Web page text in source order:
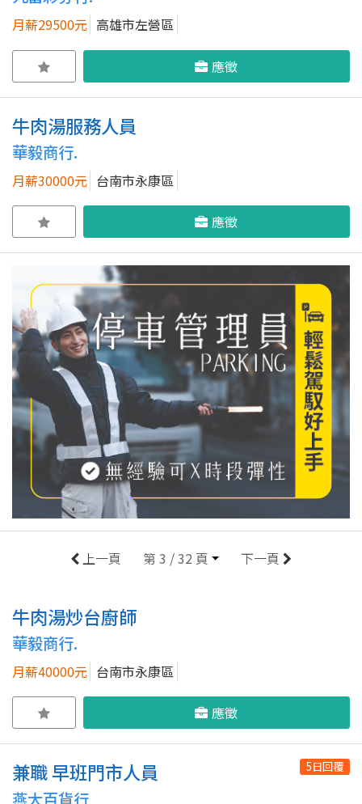
月薪29500元 高雄市左營區
應徵
牛肉湯服務人員
華毅商行.
月薪30000元 台南市永康區
應徵
上一頁 第 3 / 32 頁 下一頁
牛肉湯炒台廚師
華毅商行.
月薪40000元 台南市永康區
應徵
兼職 早班門市人員 5日回覆
燕大百貨行